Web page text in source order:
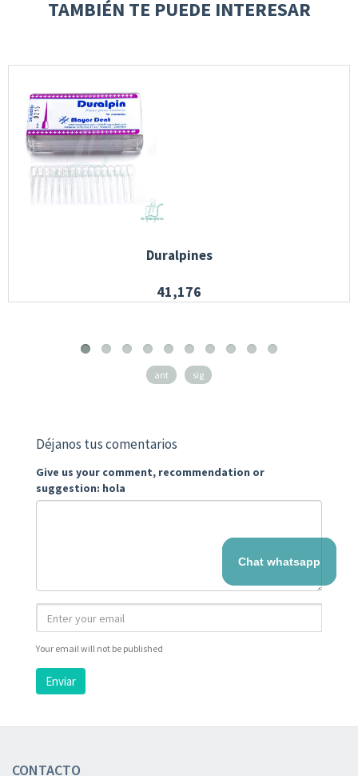
TAMBIÉN TE PUEDE INTERESAR
Duralpines
41,176
ant sig
Déjanos tus comentarios
Give us your comment, recommendation or
suggestion: hola
Your email will not be published
Enviar
CONTACTO
Chat whatsapp